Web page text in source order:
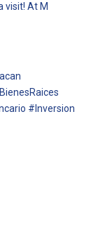
visit! At M
#Inversion